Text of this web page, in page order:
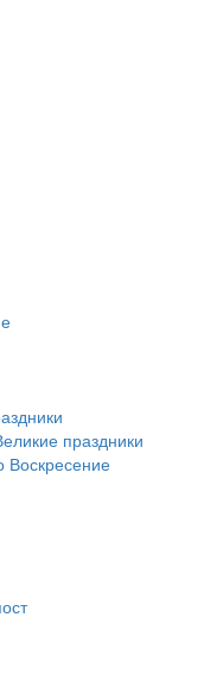
праздники
Воскресение